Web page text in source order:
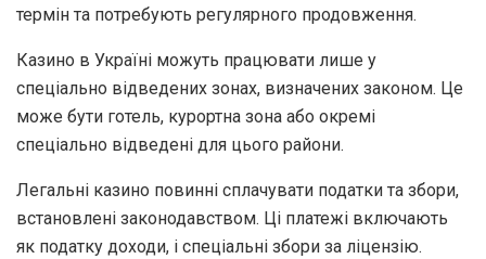
термін та потребують регулярного продовження.
Казино в Україні можуть працювати лише у
спеціально відведених зонах, визначених законом. Це
може бути готель, курортна зона або окремі
спеціально відведені для цього райони.
Легальні казино повинні сплачувати податки та збори,
встановлені законодавством. Ці платежі включають
як податку доходи, і спеціальні збори за ліцензію.